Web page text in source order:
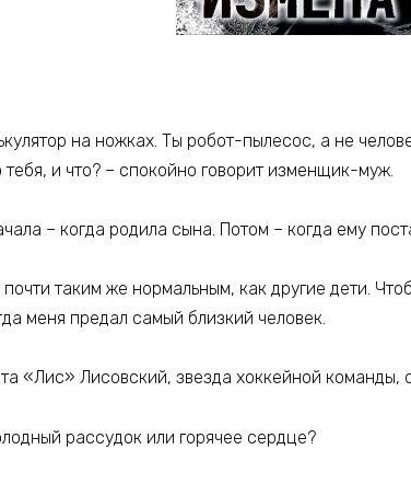
на ножках. Ты робот-пылесос, а не
и что? – спокойно говорит изменщик-муж.
– когда родила сына. Потом – когда ему
таким же нормальным, как другие дети.
меня предал самый близкий человек.
«Лис» Лисовский, звезда хоккейной команды,
рассудок или горячее сердце?